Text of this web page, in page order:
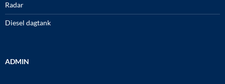
Radar
Diesel dagtank
ADMIN